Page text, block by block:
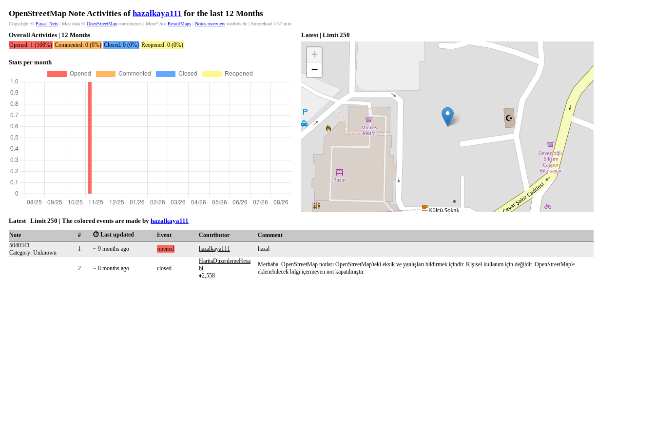
OpenStreetMap Note Activities of hazalkaya111 for the last 12 Months
Copyright © Pascal Neis | Map data © OpenStreetMap contributors | More? See ResultMaps | Notes overview worldwide | Autoreload 4:57 min
Overall Activities | 12 Months
Opened: 1 (100%) Commented: 0 (0%) Closed: 0 (0%) Reopened: 0 (0%)
Stats per month
Latest | Limit 250
+
−
Latest | Limit 250 | The colored events are made by hazalkaya111
Note # ⏱️ Last updated Event Contributor
Comment
5040341
Category: Unknown
1 ~ 9 months ago opened hazalkaya111 hazal
2 ~ 8 months ago closed
HaritaDuzenlemeHesa
bi
♦2,558
Merhaba. OpenStreetMap notları OpenStreetMap'teki eksik ve yanlışları bildirmek içindir. Kişisel kullanım için değildir. OpenStreetMap'e
eklenebilecek bilgi içermeyen not kapatılmıştır.